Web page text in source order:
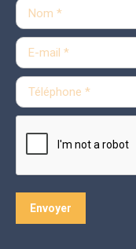
Nom *
E-mail *
Téléphone *
Envoyer